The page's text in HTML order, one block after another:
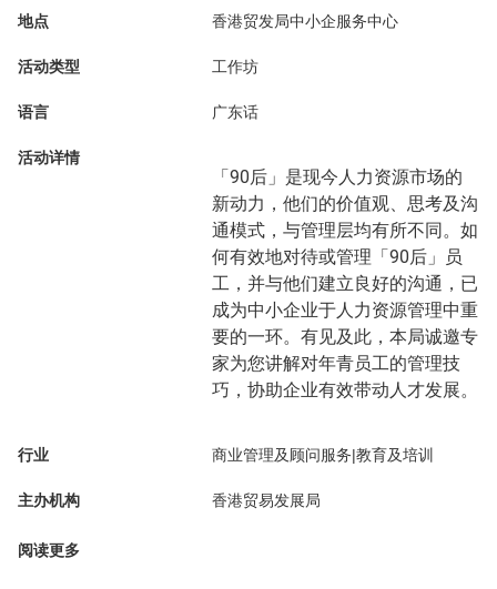
地点 香港贸发局中小企服务中心
活动类型 工作坊
语言 广东话
活动详情
「90后」是现今人力资源市场的
新动力，他们的价值观、思考及沟
通模式，与管理层均有所不同。如
何有效地对待或管理「90后」员
工，并与他们建立良好的沟通，已
成为中小企业于人力资源管理中重
要的一环。有见及此，本局诚邀专
家为您讲解对年青员工的管理技
巧，协助企业有效带动人才发展。
行业 商业管理及顾问服务|教育及培训
主办机构 香港贸易发展局
阅读更多